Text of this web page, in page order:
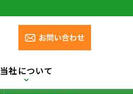
当社について